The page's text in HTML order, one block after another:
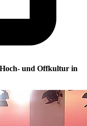
und Offkultur in